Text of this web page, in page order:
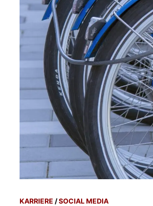
KARRIERE /SOCIAL MEDIA